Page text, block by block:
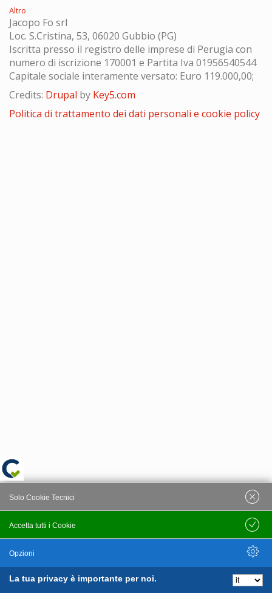
Altro
Jacopo Fo srl
Loc. S.Cristina, 53, 06020 Gubbio (PG)
Iscritta presso il registro delle imprese di Perugia con
numero di iscrizione 170001 e Partita Iva 01956540544
Capitale sociale interamente versato: Euro 119.000,00;
Credits: Drupal by Key5.com
Politica di trattamento dei dati personali e cookie policy
La tua privacy è importante per noi.
Accetta tutti i Cookie
Solo Cookie Tecnici
Salva
Opzioni
Nascondi Opzioni